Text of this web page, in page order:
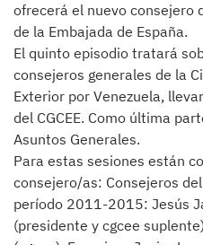
ofrecerá el nuevo consejero
de la Embajada de España.
El quinto episodio tratará
consejeros generales de la
Exterior por Venezuela,
del CGCEE. Como última
Asuntos Generales.
Para estas sesiones están
consejero/as: Consejeros
período 2011-2015: Jesús
(presidente y cgcee